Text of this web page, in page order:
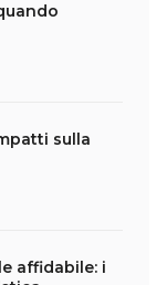
sulla
affidabile: i